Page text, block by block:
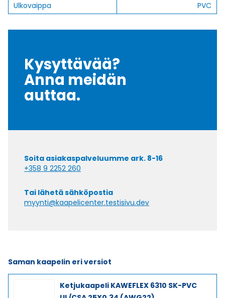
Ulkovaippa
PVC
Kysyttävää?
Anna meidän
auttaa.
Soita asiakaspalveluumme ark. 8-16
+358 9 2252 260
Tai lähetä sähköpostia
myynti@kaapelicenter.testisivu.dev
Saman kaapelin eri versiot
Ketjukaapeli KAWEFLEX 6310 SK-PVC